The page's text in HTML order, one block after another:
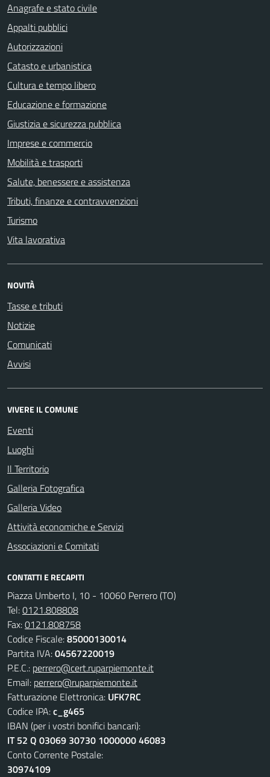
Anagrafe e stato civile
Appalti pubblici
Autorizzazioni
Catasto e urbanistica
Cultura e tempo libero
Educazione e formazione
Giustizia e sicurezza pubblica
Imprese e commercio
Mobilità e trasporti
Salute, benessere e assistenza
Tributi, finanze e contravvenzioni
Turismo
Vita lavorativa
NOVITÀ
Tasse e tributi
Notizie
Comunicati
Avvisi
VIVERE IL COMUNE
Eventi
Luoghi
Il Territorio
Galleria Fotografica
Galleria Video
Attività economiche e Servizi
Associazioni e Comitati
CONTATTI E RECAPITI
Piazza Umberto I, 10 - 10060 Perrero (TO)
Tel:0121.808808
Fax:0121.808758
Codice Fiscale:85000130014
Partita IVA:04567220019
P.E.C.: perrero@cert.ruparpiemonte.it
Email: perrero@ruparpiemonte.it
Fatturazione Elettronica: UFK7RC
Codice IPA:c_g465
IBAN (per i vostri bonifici bancari):
IT 52 Q 03069 30730 1000000 46083
Conto Corrente Postale:
30974109